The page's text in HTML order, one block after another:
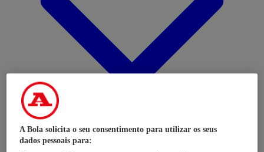
A Bola solicita o seu consentimento para utilizar os seus
dados pessoais para: